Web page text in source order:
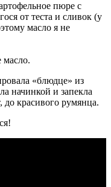
пюре с
от теста и сливок (у
масло я не
масло.
«блюдце» из
начинкой и запекла
до красивого румянца.